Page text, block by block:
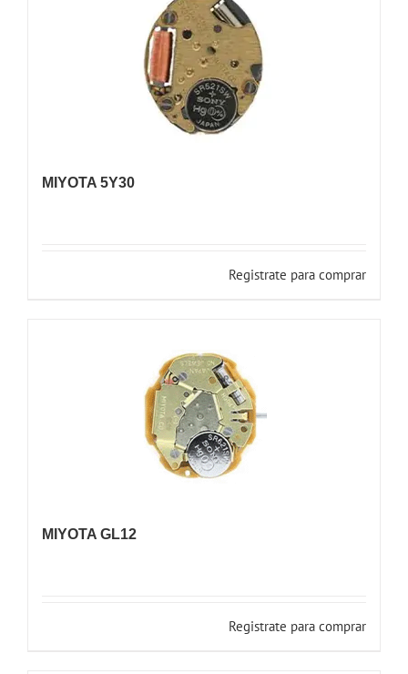
MIYOTA 5Y30
Registrate para comprar
MIYOTA GL12
Registrate para comprar